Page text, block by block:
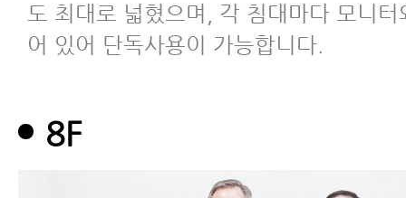
도 최대로 넓혔으며, 각 침대마다 모니
어 있어 단독사용이 가능합니다.
8F